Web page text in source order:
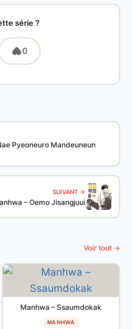
série ?
0
Pyeoneuro Mandeuneun
SUIVANT →
– Oemo Jisangjuui
Voir tout →
Manhwa – Ssaumdokak
MANHWA